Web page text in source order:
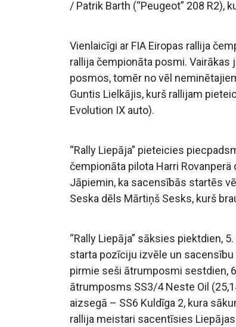
/ Patrik Barth (“Peugeot” 208 R2),
Vienlaicīgi ar FIA Eiropas rallija
rallija čempionāta posmi. Vairākas
posmos, tomēr no vēl
Guntis Lielkājis, kurš rallijam
Evolution IX auto).
“Rally Liepāja” pieteicies
čempionāta pilota Harri Rovanperä
Jāpiemin, ka sacensībās startēs
Seska dēls Mārtiņš Sesks, kurš
“Rally Liepāja” sāksies piektdien,
starta pozīciju izvēle un
pirmie seši ātrumposmi sestdien,
ātrumposms SS3/4 Neste Oil
aizsegā – SS6 Kuldīga 2, kura
rallija meistari sacentīsies